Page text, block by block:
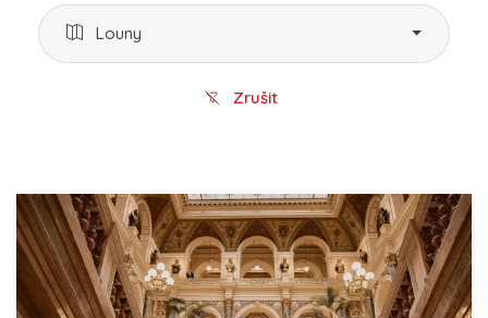
Louny
Zrušit